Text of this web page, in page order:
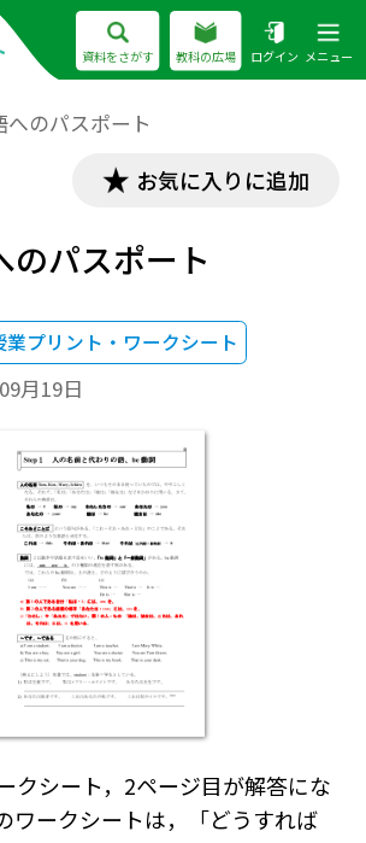
資料をさがす 教科の広場 ログイン メニュー
へのパスポート
お気に入りに追加
のパスポート
業プリント・ワークシート
月19日
クシート，2ページ目が解答にな
ワークシートは，「どうすれば